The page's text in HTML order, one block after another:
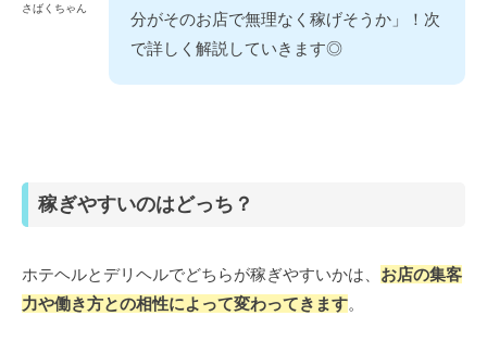
さばくちゃん
分がそのお店で無理なく稼げそうか」！次
で詳しく解説していきます◎
稼ぎやすいのはどっち？
ホテヘルとデリヘルでどちらが稼ぎやすいかは、 お店の集客
力や働き方との相性によって変わってきます。